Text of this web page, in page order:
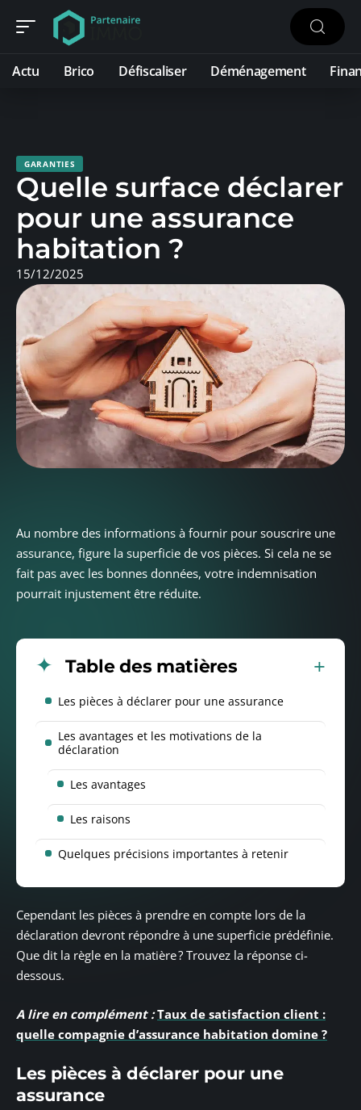
Actu Brico Défiscaliser Déménagement
GARANTIES
Quelle surface déclarer
pour une assurance
habitation ?
15/12/2025
Au nombre des informations à fournir pour souscrire une
assurance, figure la superficie de vos pièces. Si cela ne se
fait pas avec les bonnes données, votre indemnisation
pourrait injustement être réduite.
Table des matières
Les pièces à déclarer pour une assurance
Les avantages et les motivations de la
déclaration
Les avantages
Les raisons
Quelques précisions importantes à retenir
Cependant les pièces à prendre en compte lors de la
déclaration devront répondre à une superficie prédéfinie.
Que dit la règle en la matière ? Trouvez la réponse ci-
dessous.
A lire en complément : Taux de satisfaction client :
quelle compagnie d’assurance habitation domine ?
Les pièces à déclarer pour une
assurance